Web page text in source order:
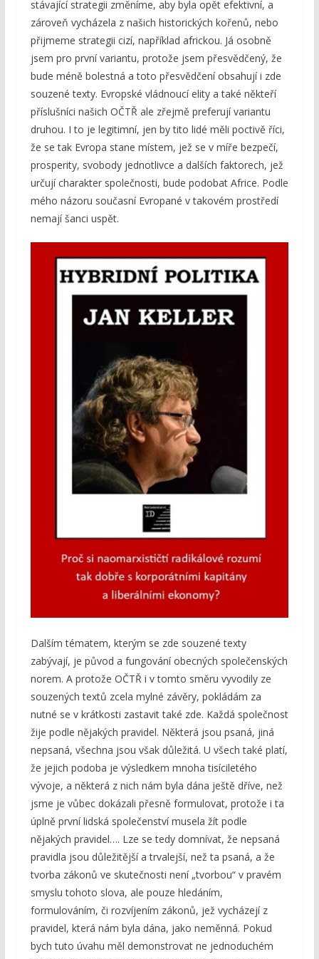
stávající strategii změníme, aby byla opět efektivní, a
zároveň vycházela z našich historických kořenů, nebo
přijmeme strategii cizí, například africkou. Já osobně
jsem pro první variantu, protože jsem přesvědčený, že
bude méně bolestná a toto přesvědčení obsahují i zde
souzené texty. Evropské vládnoucí elity a také někteří
příslušníci našich OČTŘ ale zřejmě preferují variantu
druhou. I to je legitimní, jen by tito lidé měli poctivě říci,
že se tak Evropa stane místem, jež se v míře bezpečí,
prosperity, svobody jednotlivce a dalších faktorech, jež
určují charakter společnosti, bude podobat Africe. Podle
mého názoru současní Evropané v takovém prostředí
nemají šanci uspět.
Dalším tématem, kterým se zde souzené texty
zabývají, je původ a fungování obecných společenských
norem. A protože OČTŘ i v tomto směru vyvodily ze
souzených textů zcela mylné závěry, pokládám za
nutné se v krátkosti zastavit také zde. Každá společnost
žije podle nějakých pravidel. Některá jsou psaná, jiná
nepsaná, všechna jsou však důležitá. U všech také platí,
že jejich podoba je výsledkem mnoha tisíciletého
vývoje, a některá z nich nám byla dána ještě dříve, než
jsme je vůbec dokázali přesně formulovat, protože i ta
úplně první lidská společenství musela žít podle
nějakých pravidel…. Lze se tedy domnívat, že nepsaná
pravidla jsou důležitější a trvalejší, než ta psaná, a že
tvorba zákonů ve skutečnosti není „tvorbou“ v pravém
smyslu tohoto slova, ale pouze hledáním,
formulováním, či rozvíjením zákonů, jež vycházejí z
pravidel, která nám byla dána, jako neměnná. Pokud
bych tuto úvahu měl demonstrovat ne jednoduchém